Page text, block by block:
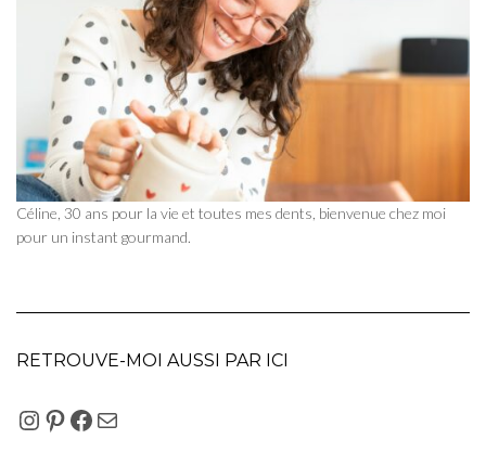
Céline, 30 ans pour la vie et toutes mes dents, bienvenue chez moi
pour un instant gourmand.
RETROUVE-MOI AUSSI PAR ICI
INSTAGRAM
PINTEREST
FACEBOOK
E-MAIL